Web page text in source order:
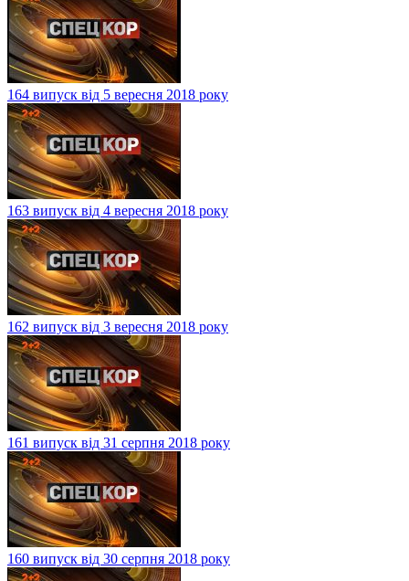
164 випуск від 5 вересня 2018 року
163 випуск від 4 вересня 2018 року
162 випуск від 3 вересня 2018 року
161 випуск від 31 серпня 2018 року
160 випуск від 30 серпня 2018 року